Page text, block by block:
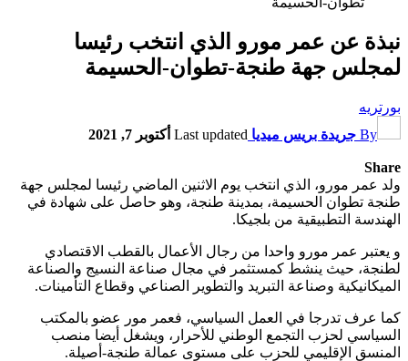
نبذة عن عمر مورو الذي انتخب رئيسا
لمجلس جهة طنجة-تطوان-الحسيمة
بورتريه
By جريدة بريس ميديا Last updated أكتوبر 7, 2021
Share
ولد عمر مورو، الذي انتخب يوم الاثنين الماضي رئيسا لمجلس جهة
طنجة تطوان الحسيمة، بمدينة طنجة، وهو حاصل على شهادة في
الهندسة التطبيقية من بلجيكا.
و يعتبر عمر مورو واحدا من رجال الأعمال بالقطب الاقتصادي
لطنجة، حيث ينشط كمستثمر في مجال صناعة النسيج والصناعة
الميكانيكية وصناعة التبريد والتطوير الصناعي وقطاع التأمينات.
كما عرف تدرجا في العمل السياسي، فعمر مور عضو بالمكتب
السياسي لحزب التجمع الوطني للأحرار، ويشغل أيضا منصب
المنسق الإقليمي للحزب على مستوى عمالة طنجة-أصيلة.